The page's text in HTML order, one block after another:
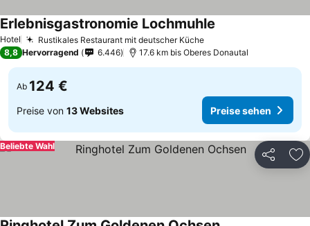
Hotel Rustikales Restaurant mit deutscher Küche
Erlebnisgastronomie Lochmuhle
8,8 Hervorragend 6.446 17.6 km bis Oberes Donautal
Ab 124 €
Preise von 13 Websites Preise sehen
Teilen
Beliebte Wahl